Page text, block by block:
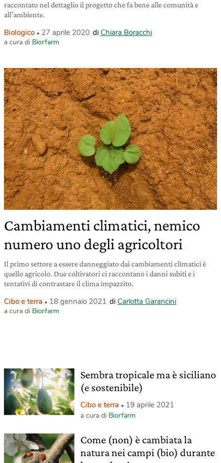
raccontato nel dettaglio il progetto che fa bene alle comunità e
all’ambiente.
Biologico 27 aprile 2020 di Chiara Boracchi
a cura di Biorfarm
Cambiamenti climatici, nemico
numero uno degli agricoltori
Il primo settore a essere danneggiato dai cambiamenti climatici è
quello agricolo. Due coltivatori ci raccontano i danni subiti e i
tentativi di contrastare il clima impazzito.
Cibo e terra 18 gennaio 2021 di Carlotta Garancini
a cura di Biorfarm
Sembra tropicale ma è siciliano
(e sostenibile)
Cibo e terra 19 aprile 2021
a cura di Biorfarm
Come (non) è cambiata la
natura nei campi (bio) durante